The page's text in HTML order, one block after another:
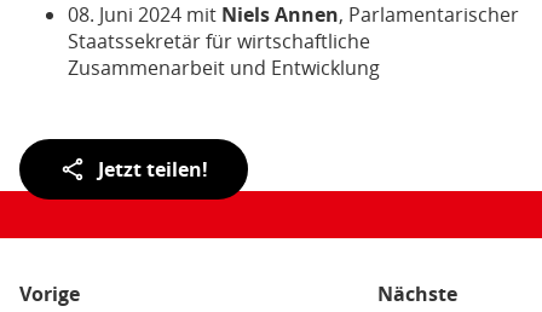
08. Juni 2024 mit Niels Annen, Parlamentarischer
Staatssekretär für wirtschaftliche
Zusammenarbeit und Entwicklung
Teilen
der
Jetzt teilen!
Vorige
Nächste